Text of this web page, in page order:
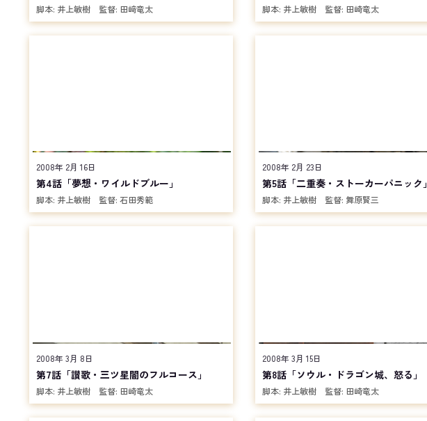
脚本: 井上敏樹 監督: 田﨑竜太 脚本: 井上敏樹 監督: 田崎竜太
2008年 2月 16日
第4話「夢想・ワイルドブルー」
脚本: 井上敏樹 監督: 石田秀範
2008年 2月 23日
第5話「二重奏・ストーカーパニック」
脚本: 井上敏樹 監督: 舞原賢三
2008年 3月 8日
第7話「讃歌・三ツ星闇のフルコース」
脚本: 井上敏樹 監督: 田崎竜太
2008年 3月 15日
第8話「ソウル・ドラゴン城、怒る」
脚本: 井上敏樹 監督: 田崎竜太